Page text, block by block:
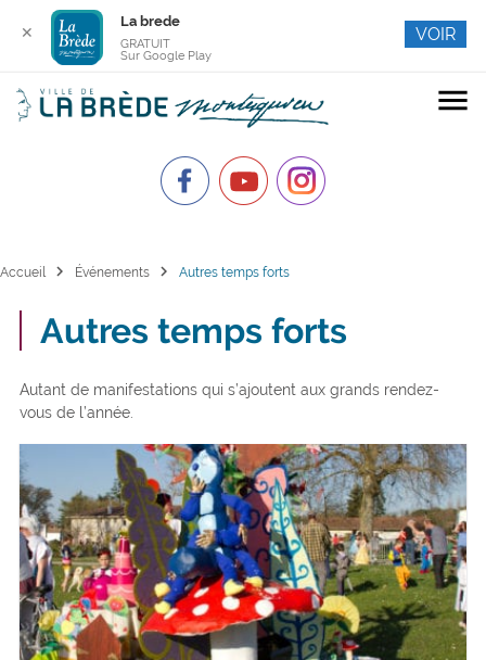
menu
Accueil chevron_right Événements chevron_right Autres temps forts
Autres temps forts
Autant de manifestations qui s’ajoutent aux grands rendez-
vous de l’année.
✕
La brede
GRATUIT
Sur Google Play
VOIR